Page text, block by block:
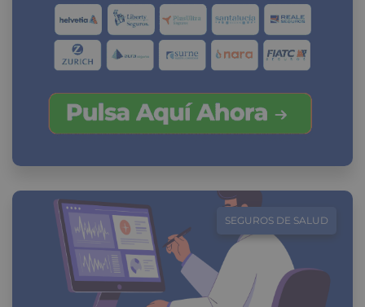
SEGUROS DE SALUD